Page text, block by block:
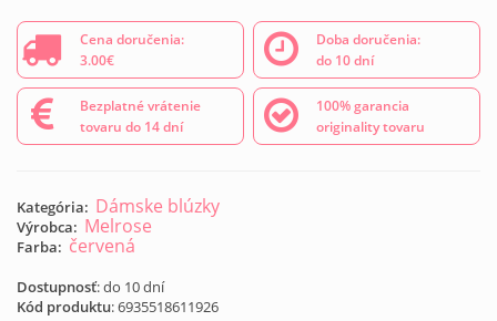
Cena doručenia:
3.00€
Doba doručenia:
do 10 dní
Bezplatné vrátenie
tovaru do 14 dní
100% garancia
originality tovaru
Kategória: Dámske blúzky
Výrobca: Melrose
Farba: červená
Dostupnosť: do 10 dní
Kód produktu:6935518611926